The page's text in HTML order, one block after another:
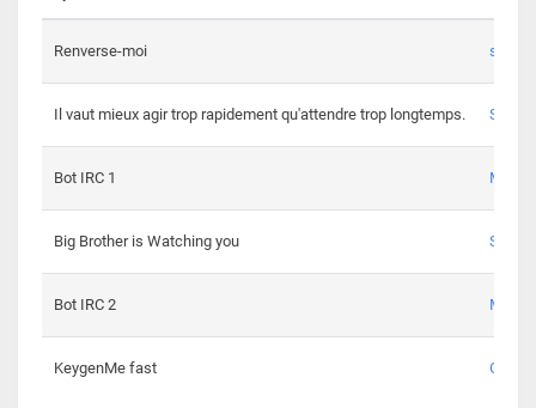
Renverse-moi s3th
Il vaut mieux agir trop rapidement qu'attendre trop longtemps. Spl3en
Bot IRC 1
Big Brother is Watching you
Bot IRC 2
KeygenMe fast Ge0